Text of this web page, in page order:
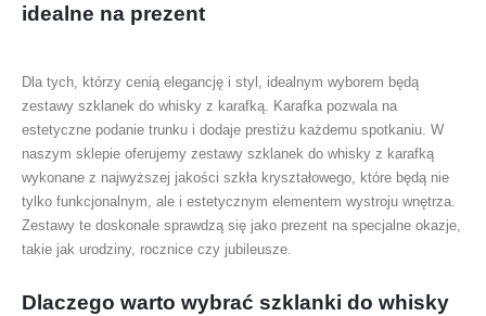
idealne na prezent
Dla tych, którzy cenią elegancję i styl, idealnym wyborem będą
zestawy szklanek do whisky z karafką. Karafka pozwala na
estetyczne podanie trunku i dodaje prestiżu każdemu spotkaniu. W
naszym sklepie oferujemy zestawy szklanek do whisky z karafką
wykonane z najwyższej jakości szkła kryształowego, które będą nie
tylko funkcjonalnym, ale i estetycznym elementem wystroju wnętrza.
Zestawy te doskonale sprawdzą się jako prezent na specjalne okazje,
takie jak urodziny, rocznice czy jubileusze.
Dlaczego warto wybrać szklanki do whisky